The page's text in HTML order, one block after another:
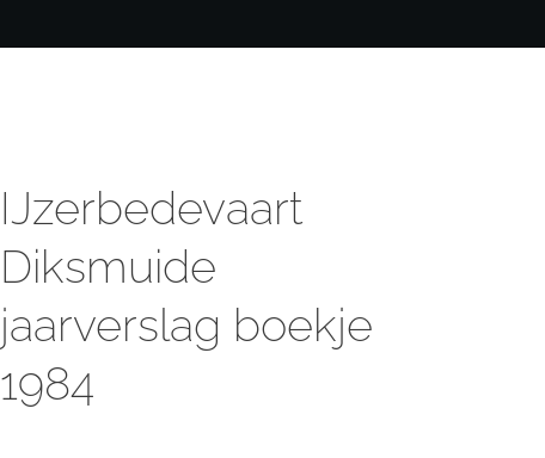
IJzerbedevaart
Diksmuide
jaarverslag boekje
1984